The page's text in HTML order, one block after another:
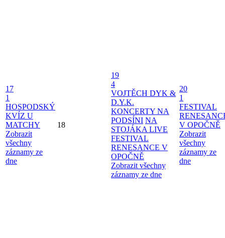
17
1
HOSPODSKÝ
KVÍZ U
MATCHY
Zobrazit
všechny
záznamy ze
dne
18
19
4
VOJTĚCH DYK &
D.Y.K.
KONCERTY NA
PODSÍNI NA
STOJÁKA LIVE
FESTIVAL
RENESANCE V
OPOČNĚ
Zobrazit všechny
záznamy ze dne
20
1
FESTIVAL
V OPOČNĚ
Zobrazit
všechny
záznamy ze
dne